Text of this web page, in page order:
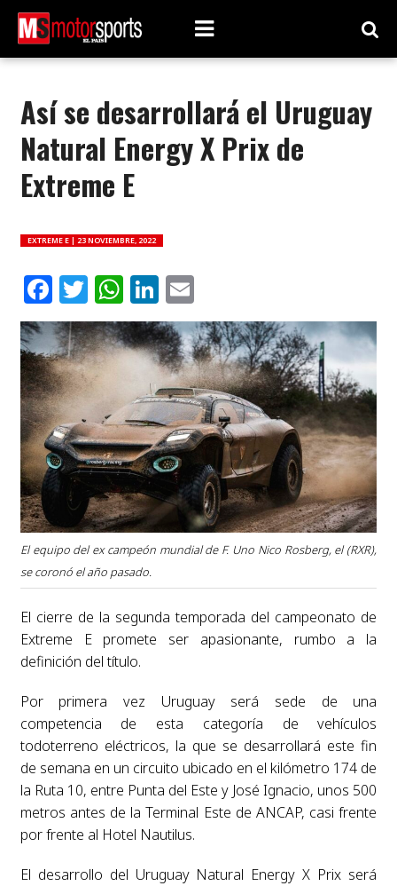
Así se desarrollará el Uruguay
Natural Energy X Prix de
Extreme E
EXTREME E | 23 NOVIEMBRE, 2022
Facebook
Twitter
WhatsApp
LinkedIn
Email
El equipo del ex campeón mundial de F. Uno Nico Rosberg, el (RXR),
se coronó el año pasado.
El cierre de la segunda temporada del campeonato de
Extreme E promete ser apasionante, rumbo a la
definición del título.
Por primera vez Uruguay será sede de una
competencia de esta categoría de vehículos
todoterreno eléctricos, la que se desarrollará este fin
de semana en un circuito ubicado en el kilómetro 174 de
la Ruta 10, entre Punta del Este y José Ignacio, unos 500
metros antes de la Terminal Este de ANCAP, casi frente
por frente al Hotel Nautilus.
El desarrollo del Uruguay Natural Energy X Prix será